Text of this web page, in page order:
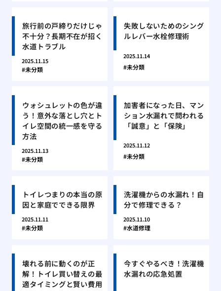
旅行前の戸締りだけじゃ
不十分？長期不在が招く
水道トラブル
2025.11.15
未分類
失敗しないためのシング
ルレバー水栓修理術
2025.11.14
未分類
ウォシュレットの色が違
う！意外な落とし穴とト
イレ空間の統一感を守る
方法
2025.11.13
未分類
加害者になった日、マン
ション水漏れで問われる
「誠意」と「保険」
2025.11.12
未分類
トイレつまりの本当の原
因と家庭でできる限界
2025.11.11
未分類
洗濯機からの水漏れ！自
分で修理できる？
2025.11.10
水道修理
壊れる前に動くのが正
解！トイレ買い替えの最
適タイミングと賢い費用
今すぐやるべき！洗濯機
水漏れの応急処置